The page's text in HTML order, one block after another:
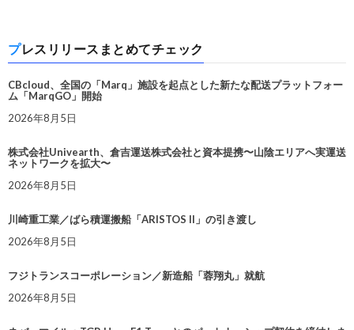
プレスリリースまとめてチェック
CBcloud、全国の「Marq」施設を起点とした新たな配送プラットフォー
ム「MarqGO」開始
2026年8月5日
株式会社Univearth、倉吉運送株式会社と資本提携〜山陰エリアへ実運送
ネットワークを拡大〜
2026年8月5日
川崎重工業／ばら積運搬船「ARISTOS II」の引き渡し
2026年8月5日
フジトランスコーポレーション／新造船「蓉翔丸」就航
2026年8月5日